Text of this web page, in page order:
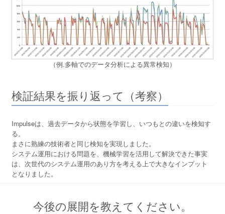
（例.多軸でのデータ分析による異常検知）
検証結果を振り返って（考察）
Impulseは、過去データから状態を学習し、いつもとの違いを検知す
る。
まさに熟練の技術者と同じ検知を実現しました。
システム運用における問題を、機械学習を活用して解決できた事実
は、次世代のシステム運用のあり方を考える上で大きなインプット
となりました。
今後の展開を教えてください。